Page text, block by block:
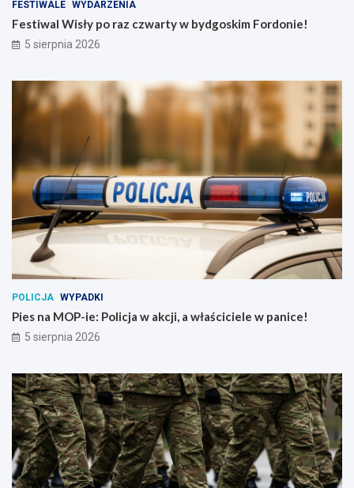
FESTIWALE WYDARZENIA
Festiwal Wisły po raz czwarty w bydgoskim Fordonie!
5 sierpnia 2026
POLICJA WYPADKI
Pies na MOP-ie: Policja w akcji, a właściciele w panice!
5 sierpnia 2026